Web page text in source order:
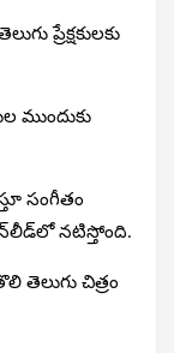
ప్రేక్షకులకు
ముందుకు
సంగీతం
నటిస్తోంది.
తెలుగు చిత్రం